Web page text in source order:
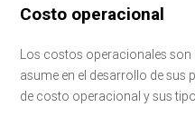
Costo operacional
Los costos operacionales son
asume en el desarrollo de sus
de costo operacional y sus